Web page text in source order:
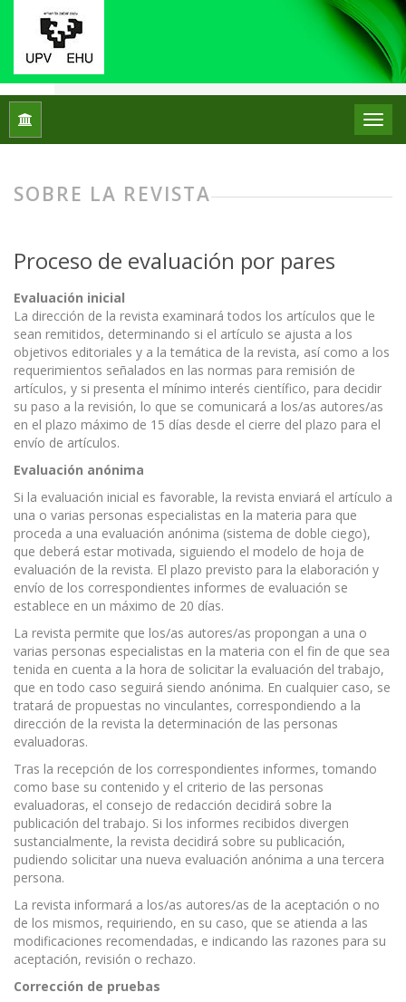
Inicio
SOBRE LA REVISTA
Proceso de evaluación por pares
Evaluación inicial
La dirección de la revista examinará todos los artículos que le
sean remitidos, determinando si el artículo se ajusta a los
objetivos editoriales y a la temática de la revista, así como a los
requerimientos señalados en las normas para remisión de
artículos, y si presenta el mínimo interés científico, para decidir
su paso a la revisión, lo que se comunicará a los/as autores/as
en el plazo máximo de 15 días desde el cierre del plazo para el
envío de artículos.
Evaluación anónima
Si la evaluación inicial es favorable, la revista enviará el artículo a
una o varias personas especialistas en la materia para que
proceda a una evaluación anónima (sistema de doble ciego),
que deberá estar motivada, siguiendo el modelo de hoja de
evaluación de la revista. El plazo previsto para la elaboración y
envío de los correspondientes informes de evaluación se
establece en un máximo de 20 días.
La revista permite que los/as autores/as propongan a una o
varias personas especialistas en la materia con el fin de que sea
tenida en cuenta a la hora de solicitar la evaluación del trabajo,
que en todo caso seguirá siendo anónima. En cualquier caso, se
tratará de propuestas no vinculantes, correspondiendo a la
dirección de la revista la determinación de las personas
evaluadoras.
Tras la recepción de los correspondientes informes, tomando
como base su contenido y el criterio de las personas
evaluadoras, el consejo de redacción decidirá sobre la
publicación del trabajo. Si los informes recibidos divergen
sustancialmente, la revista decidirá sobre su publicación,
pudiendo solicitar una nueva evaluación anónima a una tercera
persona.
La revista informará a los/as autores/as de la aceptación o no
de los mismos, requiriendo, en su caso, que se atienda a las
modificaciones recomendadas, e indicando las razones para su
aceptación, revisión o rechazo.
Corrección de pruebas